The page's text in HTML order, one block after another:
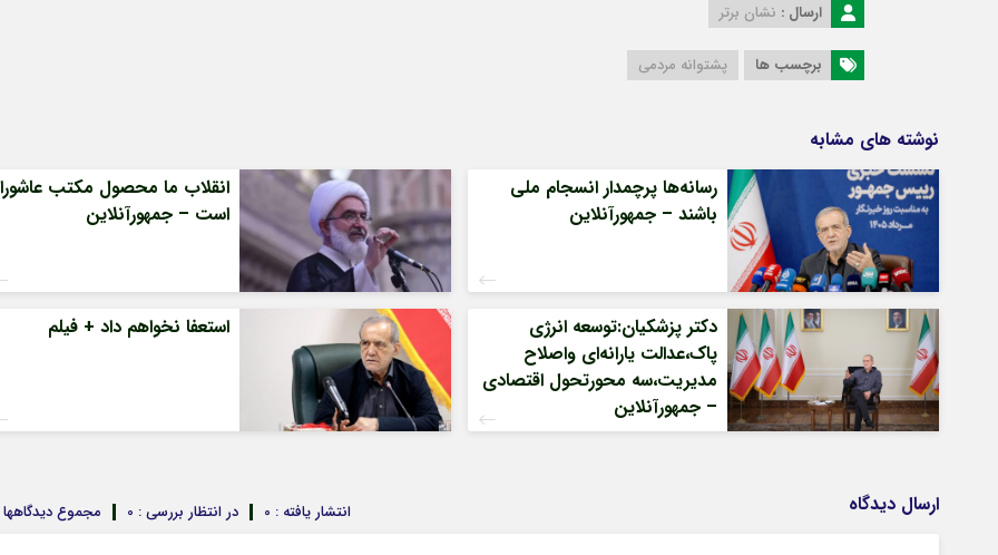
ارسال : نشان برتر
برچسب ها پشتوانه مردمی
نوشته های مشابه
رسانه‌ها پرچمدار انسجام ملی
باشند – جمهورآنلاین
انقلاب ما محصول مکتب عاشورا
است – جمهورآنلاین
دکتر پزشکیان:توسعه انرژی
پاک،عدالت یارانه‌ای واصلاح
مدیریت،سه محورتحول اقتصادی
– جمهورآنلاین
استعفا نخواهم داد + فیلم
ارسال دیدگاه مجموع دیدگاهها در انتظار بررسی : 0 انتشار یافته : 0